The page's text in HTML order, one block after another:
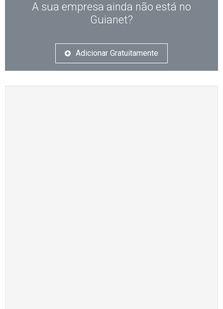
A sua empresa ainda não está no
Guianet?
Adicionar Gratuitamente